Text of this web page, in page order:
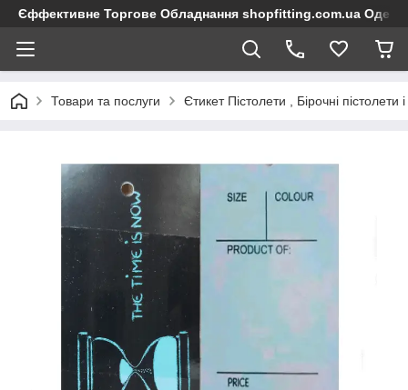
Єффективне Торгове Обладнання shopfitting.com.ua Одеса
Товари та послуги Єтикет Пістолети , Бірочні пістолети